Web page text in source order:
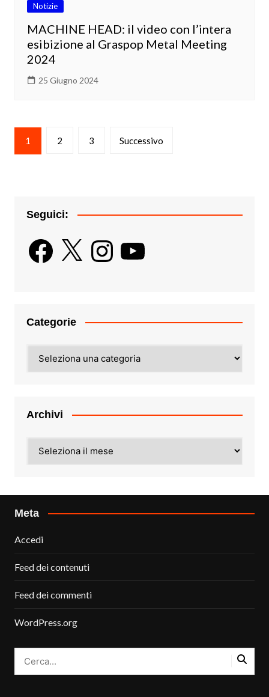
Notizie
MACHINE HEAD: il video con l’intera
esibizione al Graspop Metal Meeting
2024
25 Giugno 2024
Paginazione
degli
1 2 3 Successivo
Seguici:
Facebook
X InstagramYouTube
Categorie
Archivi
Meta
Accedi
Feed dei contenuti
Feed dei commenti
WordPress.org